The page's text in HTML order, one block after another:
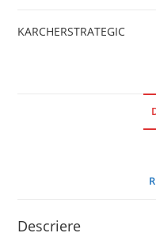
KARCHERSTRATEGIC
Descriere